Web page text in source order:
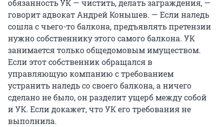
обязанность УК — чистить, делать заграждения, —
говорит адвокат Андрей Конышев. — Если наледь
сошла с чьего-то балкона, предъявлять претензии
нужно собственнику этого самого балкона. УК
занимается только общедомовым имуществом.
Если этот собственник обращался в
управляющую компанию с требованием
устранить наледь со своего балкона, а ничего
сделано не было, он разделит ущерб между собой
и УК. Если докажет, что УК его требования не
выполнила.